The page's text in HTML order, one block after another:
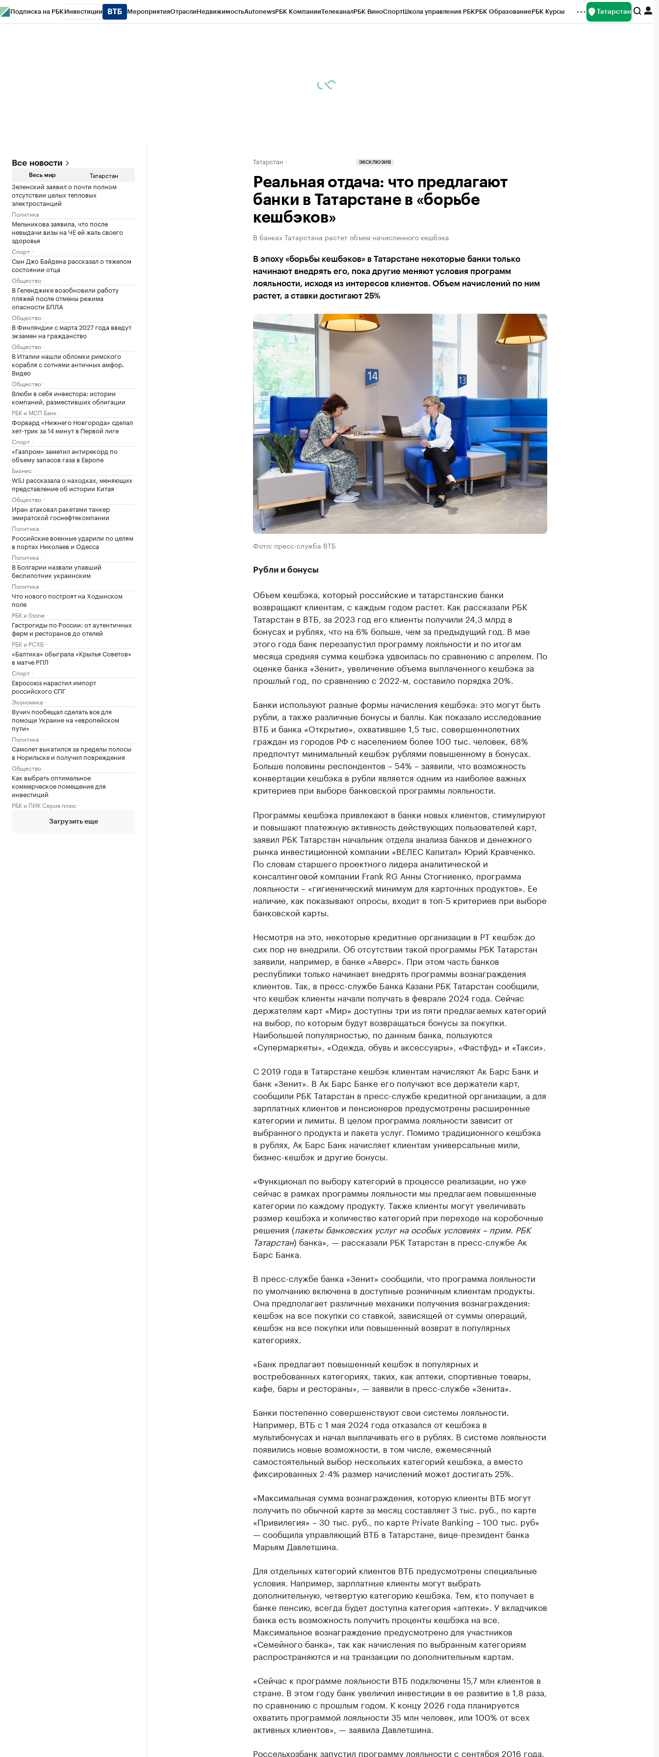
Подписка на РБК Инвестиции МероприятияОтраслиНедвижимостьAutonewsРБК КомпанииТелеканалРБК ВиноСпортШкола управления РБКРБК ОбразованиеРБК Курсы Татарстан
Все новости
Весь мир Татарстан
Зеленский заявил о почти полном
отсутствии целых тепловых
электростанций
Политика
Мельникова заявила, что после
невыдачи визы на ЧЕ ей жаль своего
здоровья
Спорт
Сын Джо Байдена рассказал о тяжелом
состоянии отца
Общество
В Геленджике возобновили работу
пляжей после отмены режима
опасности БПЛА
Общество
В Финляндии с марта 2027 года введут
экзамен на гражданство
Общество
В Италии нашли обломки римского
корабля с сотнями античных амфор.
Видео
Общество
Влюби в себя инвестора: истории
компаний, разместивших облигации
РБК и МСП Банк
Форвард «Нижнего Новгорода» сделал
хет-трик за 14 минут в Первой лиге
Спорт
«Газпром» заметил антирекорд по
объему запасов газа в Европе
Бизнес
WSJ рассказала о находках, меняющих
представление об истории Китая
Общество
Иран атаковал ракетами танкер
эмиратской госнефтекомпании
Политика
Российские военные ударили по целям
в портах Николаев и Одесса
Политика
В Болгарии назвали упавший
беспилотник украинским
Политика
Что нового построят на Ходынском
поле
РБК и Stone
Гастрогиды по России: от аутентичных
ферм и ресторанов до отелей
РБК и РСХБ
«Балтика» обыграла «Крылья Советов»
в матче РПЛ
Спорт
Евросоюз нарастил импорт
российского СПГ
Экономика
Вучич пообещал сделать все для
помощи Украине на «европейском
пути»
Политика
Самолет выкатился за пределы полосы
в Норильске и получил повреждения
Общество
Как выбрать оптимальное
коммерческое помещение для
инвестиций
РБК и ПИК Серия плюс
Загрузить еще
Татарстан ЭКСКЛЮЗИВ
Реальная отдача: что предлагают
банки в Татарстане в «борьбе
кешбэков»
В банках Татарстана растет объем начисленного кешбэка
В эпоху «борьбы кешбэков» в Татарстане некоторые банки только
начинают внедрять его, пока другие меняют условия программ
лояльности, исходя из интересов клиентов. Объем начислений по ним
растет, а ставки достигают 25%
Фото: пресс-служба ВТБ
Рубли и бонусы
Объем кешбэка, который российские и татарстанские банки
возвращают клиентам, с каждым годом растет. Как рассказали РБК
Татарстан в ВТБ, за 2023 год его клиенты получили 24,3 млрд в
бонусах и рублях, что на 6% больше, чем за предыдущий год. В мае
этого года банк перезапустил программу лояльности и по итогам
месяца средняя сумма кешбэка удвоилась по сравнению с апрелем. По
оценке банка «Зенит», увеличение объема выплаченного кешбэка за
прошлый год, по сравнению с 2022-м, составило порядка 20%.
Банки используют разные формы начисления кешбэка: это могут быть
рубли, а также различные бонусы и баллы. Как показало исследование
ВТБ и банка «Открытие», охватившее 1,5 тыс. совершеннолетних
граждан из городов РФ с населением более 100 тыс. человек, 68%
предпочтут минимальный кешбэк рублями повышенному в бонусах.
Больше половины респондентов – 54% – заявили, что возможность
конвертации кешбэка в рубли является одним из наиболее важных
критериев при выборе банковской программы лояльности.
Программы кешбэка привлекают в банки новых клиентов, стимулируют
и повышают платежную активность действующих пользователей карт,
заявил РБК Татарстан начальник отдела анализа банков и денежного
рынка инвестиционной компании «ВЕЛЕС Капитал» Юрий Кравченко.
По словам старшего проектного лидера аналитической и
консалтинговой компании Frank RG Анны Стогниенко, программа
лояльности – «гигиенический минимум для карточных продуктов». Ее
наличие, как показывают опросы, входит в топ-5 критериев при выборе
банковской карты.
Несмотря на это, некоторые кредитные организации в РТ кешбэк до
сих пор не внедрили. Об отсутствии такой программы РБК Татарстан
заявили, например, в банке «Аверс». При этом часть банков
республики только начинает внедрять программы вознаграждения
клиентов. Так, в пресс-службе Банка Казани РБК Татарстан сообщили,
что кешбэк клиенты начали получать в феврале 2024 года. Сейчас
держателям карт «Мир» доступны три из пяти предлагаемых категорий
на выбор, по которым будут возвращаться бонусы за покупки.
Наибольшей популярностью, по данным банка, пользуются
«Супермаркеты», «Одежда, обувь и аксессуары», «Фастфуд» и «Такси».
С 2019 года в Татарстане кешбэк клиентам начисляют Ак Барс Банк и
банк «Зенит». В Ак Барс Банке его получают все держатели карт,
сообщили РБК Татарстан в пресс-службе кредитной организации, а для
зарплатных клиентов и пенсионеров предусмотрены расширенные
категории и лимиты. В целом программа лояльности зависит от
выбранного продукта и пакета услуг. Помимо традиционного кешбэка
в рублях, Ак Барс Банк начисляет клиентам универсальные мили,
бизнес-кешбэк и другие бонусы.
«Функционал по выбору категорий в процессе реализации, но уже
сейчас в рамках программы лояльности мы предлагаем повышенные
категории по каждому продукту. Также клиенты могут увеличивать
размер кешбэка и количество категорий при переходе на коробочные
решения (пакеты банковских услуг на особых условиях – прим. РБК
Татарстан) банка», — рассказали РБК Татарстан в пресс-службе Ак
Барс Банка.
В пресс-службе банка «Зенит» сообщили, что программа лояльности
по умолчанию включена в доступные розничным клиентам продукты.
Она предполагает различные механики получения вознаграждения:
кешбэк на все покупки со ставкой, зависящей от суммы операций,
кешбэк на все покупки или повышенный возврат в популярных
категориях.
«Банк предлагает повышенный кешбэк в популярных и
востребованных категориях, таких, как аптеки, спортивные товары,
кафе, бары и рестораны», — заявили в пресс-службе «Зенита».
Банки постепенно совершенствуют свои системы лояльности.
Например, ВТБ с 1 мая 2024 года отказался от кешбэка в
мультибонусах и начал выплачивать его в рублях. В системе лояльности
появились новые возможности, в том числе, ежемесячный
самостоятельный выбор нескольких категорий кешбэка, а вместо
фиксированных 2-4% размер начислений может достигать 25%.
«Максимальная сумма вознаграждения, которую клиенты ВТБ могут
получить по обычной карте за месяц составляет 3 тыс. руб., по карте
«Привилегия» – 30 тыс. руб., по карте Private Banking – 100 тыс. руб»
— сообщила управляющий ВТБ в Татарстане, вице-президент банка
Марьям Давлетшина.
Для отдельных категорий клиентов ВТБ предусмотрены специальные
условия. Например, зарплатные клиенты могут выбрать
дополнительную, четвертую категорию кешбэка. Тем, кто получает в
банке пенсию, всегда будет доступна категория «аптеки». У вкладчиков
банка есть возможность получить проценты кешбэка на все.
Максимальное вознаграждение предусмотрено для участников
«Семейного банка», так как начисления по выбранным категориям
распространяются и на транзакции по дополнительным картам.
«Сейчас к программе лояльности ВТБ подключены 15,7 млн клиентов в
стране. В этом году банк увеличил инвестиции в ее развитие в 1,8 раза,
по сравнению с прошлым годом. К концу 2026 года планируется
охватить программой лояльности 35 млн человек, или 100% от всех
активных клиентов», — заявила Давлетшина.
Россельхозбанк запустил программу лояльности с сентября 2016 года.